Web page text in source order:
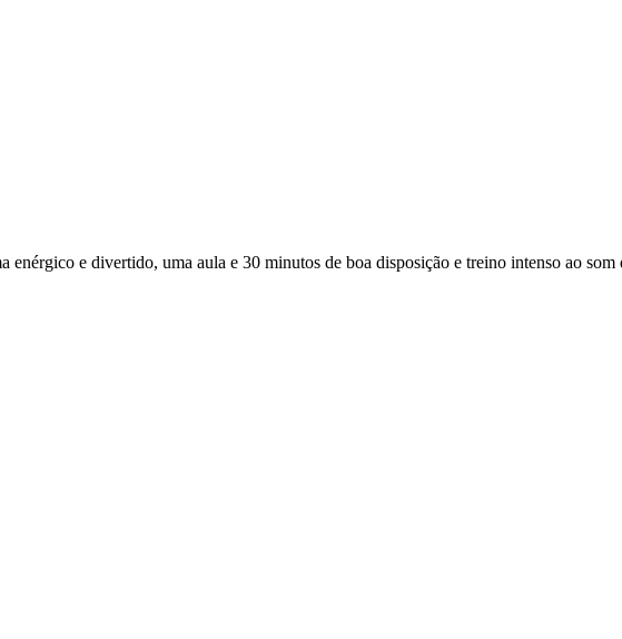
e divertido, uma aula e 30 minutos de boa disposição e treino intenso ao som